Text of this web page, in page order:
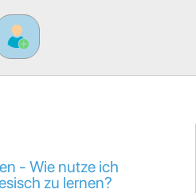
- Wie nutze ich
zu lernen?